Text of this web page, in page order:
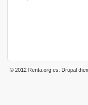
Páginas
© 2012 Renta.org.es . Drupal